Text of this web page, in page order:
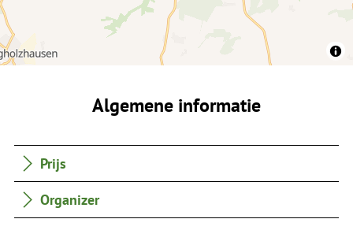
Algemene informatie
Prijs
Organizer